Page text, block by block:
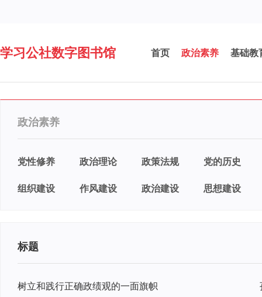
学习公社数字图书馆 首页 政治素养 基础教
政治素养
党性修养 政治理论 政策法规 党的历史
组织建设 作风建设 政治建设 思想建设
标题
树立和践行正确政绩观的一面旗帜